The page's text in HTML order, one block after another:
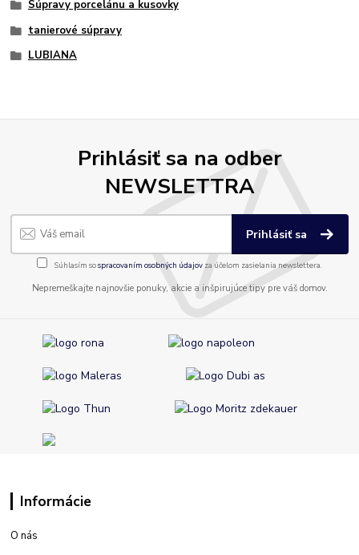
Súpravy porcelánu a kusovky
tanierové súpravy
LUBIANA
Prihlásiť sa na odber
NEWSLETTRA
Prihlásiť sa
Súhlasím sospracovaním osobných údajov za účelom zasielania newslettera.
Nepremeškajte najnovšie ponuky, akcie a inšpirujúce tipy pre váš domov.
Informácie
O nás